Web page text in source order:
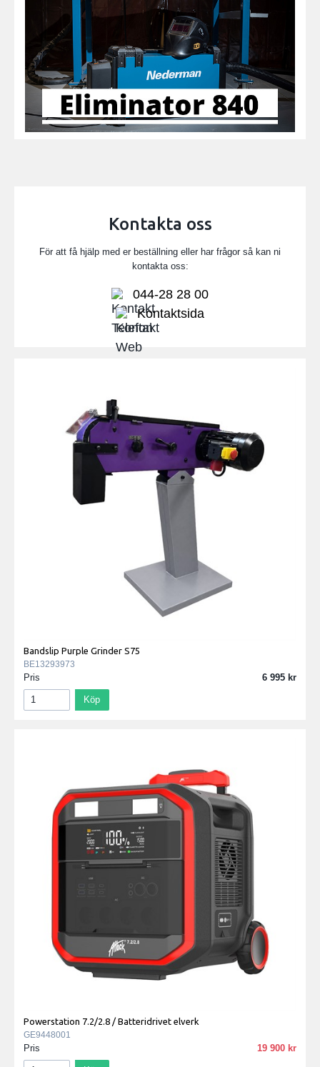
Kontakta oss
För att få hjälp med er beställning eller har frågor så kan ni
kontakta oss:
044-28 28 00
Kontaktsida
Bandslip Purple Grinder S75
BE13293973
Pris 6 995
Köp
Powerstation 7.2/2.8 / Batteridrivet elverk
GE9448001
Pris 19 900